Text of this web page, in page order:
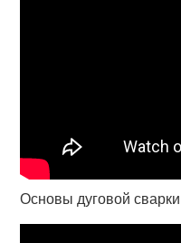
Основы дуговой сварки